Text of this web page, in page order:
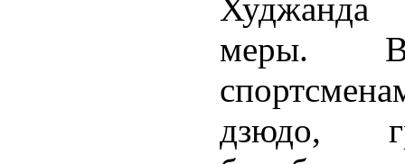
Худжанда
меры.
дзюдо,